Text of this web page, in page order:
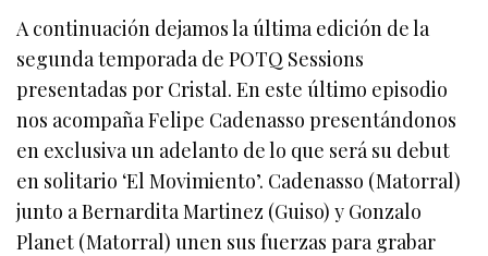
A continuación dejamos la última edición de la
segunda temporada de POTQ Sessions
presentadas por Cristal. En este último episodio
nos acompaña Felipe Cadenasso presentándonos
en exclusiva un adelanto de lo que será su debut
en solitario ‘El Movimiento’. Cadenasso (Matorral)
junto a Bernardita Martinez (Guiso) y Gonzalo
Planet (Matorral) unen sus fuerzas para grabar